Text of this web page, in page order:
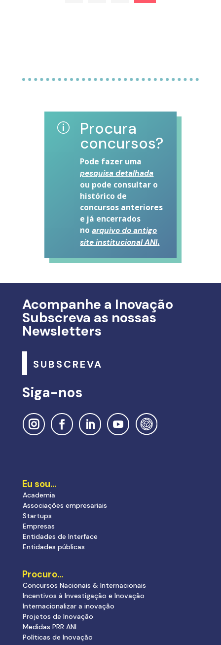
p Procura
concursos?
Pode fazer uma
pesquisa detalhada
ou pode consultar o
histórico de
concursos anteriores
e já encerrados
noarquivo do antigo
site institucional ANI.
Acompanhe a Inovação
Subscreva as nossas
Newsletters
SUBSCREVA
Siga-nos
Eu sou…
Academia
Associações empresariais
Startups
Empresas
Entidades de Interface
Entidades públicas
Procuro…
Concursos Nacionais & Internacionais
Incentivos à Investigação e Inovação
Internacionalizar a inovação
Projetos de Inovação
Medidas PRR ANI
Políticas de Inovação